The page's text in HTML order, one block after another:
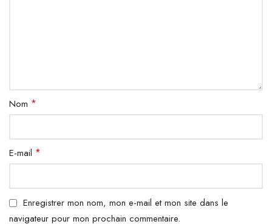
Nom *
E-mail *
Enregistrer mon nom, mon e-mail et mon site dans le
navigateur pour mon prochain commentaire.